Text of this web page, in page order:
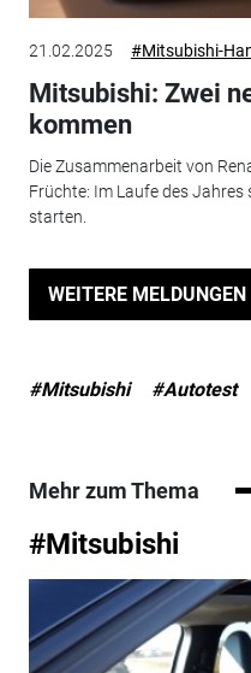
21.02.2025 #Mitsubishi-
Mitsubishi: Zwei
kommen
Die Zusammenarbeit von
Früchte: Im Laufe des Jahres
starten.
WEITERE MELDUNGEN
#Mitsubishi #Autotest
Mehr zum Thema
#Mitsubishi